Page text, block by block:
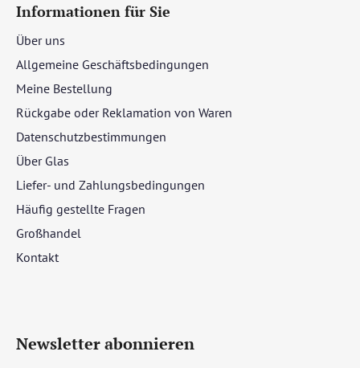
Informationen für Sie
Über uns
Allgemeine Geschäftsbedingungen
Meine Bestellung
Rückgabe oder Reklamation von Waren
Datenschutzbestimmungen
Über Glas
Liefer- und Zahlungsbedingungen
Häufig gestellte Fragen
Großhandel
Kontakt
Newsletter abonnieren